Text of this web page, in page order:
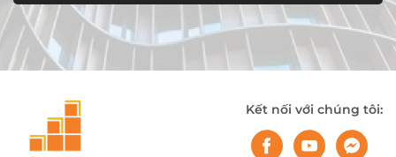
Kết nối với chúng tôi: